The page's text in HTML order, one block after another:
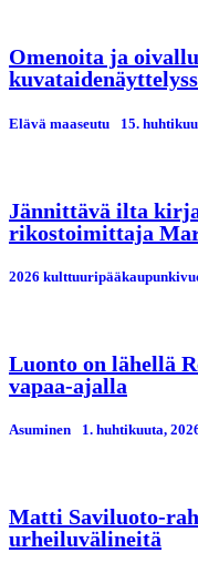
Omenoita ja
Elävä maaseutu 15.
Jännittävä ilta
rikostoimittaja
2026
Luonto on lähellä
vapaa-ajalla
Asuminen 1. huhtikuuta,
Matti Saviluoto-
urheiluvälineitä